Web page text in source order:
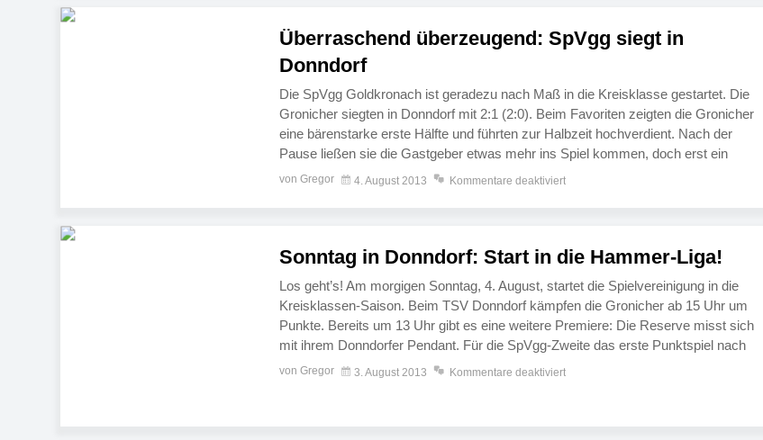
Überraschend überzeugend: SpVgg siegt in
Donndorf
Die SpVgg Goldkronach ist geradezu nach Maß in die Kreisklasse gestartet. Die
Gronicher siegten in Donndorf mit 2:1 (2:0). Beim Favoriten zeigten die Gronicher
eine bärenstarke erste Hälfte und führten zur Halbzeit hochverdient. Nach der
Pause ließen sie die Gastgeber etwas mehr ins Spiel kommen, doch erst ein
zweifelhafter Strafstoß brachte den Anschlusstreffer. Nach einer […]
von Gregor 4. August 2013 Kommentare deaktiviert
Sonntag in Donndorf: Start in die Hammer-Liga!
Los geht’s! Am morgigen Sonntag, 4. August, startet die Spielvereinigung in die
Kreisklassen-Saison. Beim TSV Donndorf kämpfen die Gronicher ab 15 Uhr um
Punkte. Bereits um 13 Uhr gibt es eine weitere Premiere: Die Reserve misst sich
mit ihrem Donndorfer Pendant. Für die SpVgg-Zweite das erste Punktspiel nach
dem Aufstieg. Mit dem Auswärtsspiel beim TSV […]
von Gregor 3. August 2013 Kommentare deaktiviert